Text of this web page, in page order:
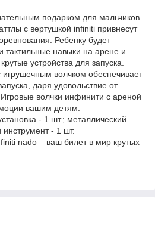
подарком для мальчиков
с вертушкой infiniti привнесут
Ребенку будет
тактильные навыки на арене и
устройства для запуска.
игрушечным волчком обеспечивает
даря удовольствие от
волчки инфинити с ареной
вашим детям.
- 1 шт.; металлический
- 1 шт.
nado – ваш билет в мир крутых